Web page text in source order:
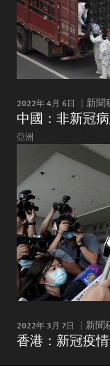
2022年 4月 6日 新聞
中國：非新冠
亞洲
2022年 3月 7日 新聞
香港：新冠疫